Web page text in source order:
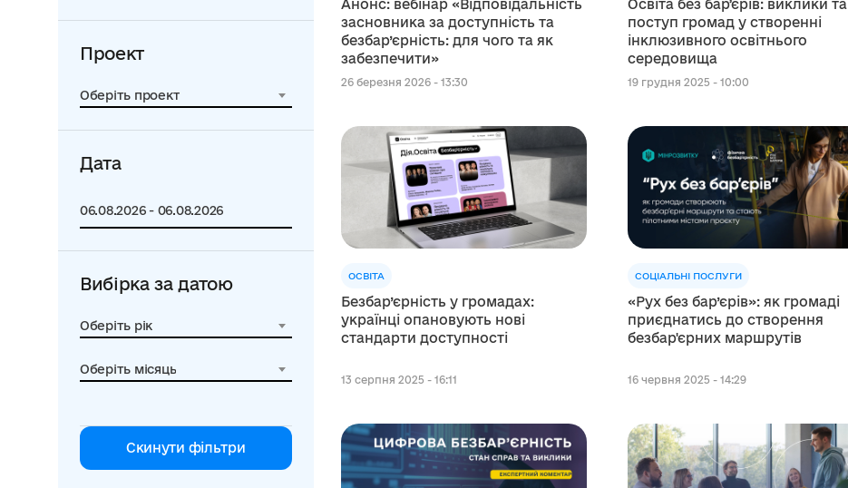
Проект
Оберіть проект
Дата
Вибірка за датою
Оберіть рік
Оберіть місяць
Скинути фільтри
Анонс: вебінар «Відповідальність
засновника за доступність та
безбар’єрність: для чого та як
забезпечити»
26 березня 2026 - 13:30
Освіта без барʼєрів: виклики та
поступ громад у створенні
інклюзивного освітнього
середовища
19 грудня 2025 - 10:00
ОСВІТА
Безбар’єрність у громадах:
українці опановують нові
стандарти доступності
13 серпня 2025 - 16:11
СОЦІАЛЬНІ ПОСЛУГИ
«Рух без бар’єрів»: як громаді
приєднатись до створення
безбар'єрних маршрутів
16 червня 2025 - 14:29